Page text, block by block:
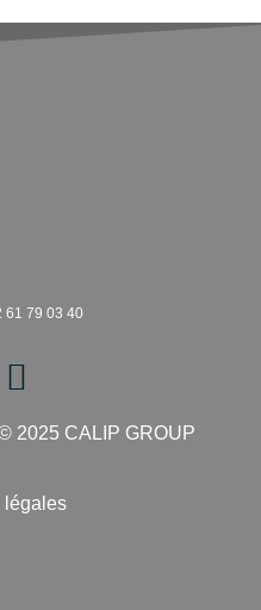
61 79 03 40
2025 CALIP GROUP
légales